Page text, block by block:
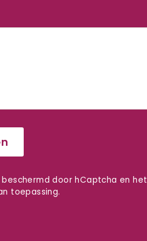
door hCaptcha en het
toepassing.